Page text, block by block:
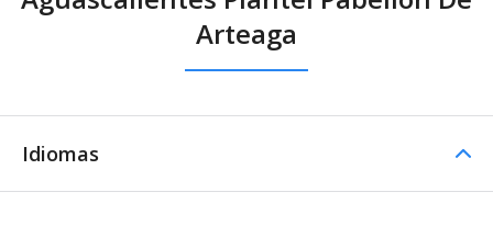
Arteaga
Idiomas